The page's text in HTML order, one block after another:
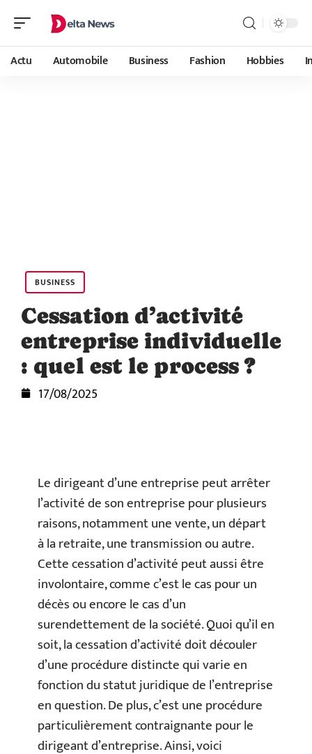
Actu Automobile Business Fashion Hobbies
BUSINESS
Cessation d’activité
entreprise individuelle
: quel est le process ?
17/08/2025
Le dirigeant d’une entreprise peut arrêter
l’activité de son entreprise pour plusieurs
raisons, notamment une vente, un départ
à la retraite, une transmission ou autre.
Cette cessation d’activité peut aussi être
involontaire, comme c’est le cas pour un
décès ou encore le cas d’un
surendettement de la société. Quoi qu’il en
soit, la cessation d’activité doit découler
d’une procédure distincte qui varie en
fonction du statut juridique de l’entreprise
en question. De plus, c’est une procédure
particulièrement contraignante pour le
dirigeant d’entreprise. Ainsi, voici